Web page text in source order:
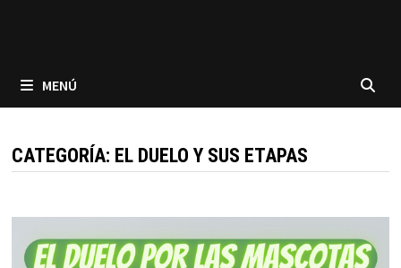
MENÚ
CATEGORÍA: EL DUELO Y SUS ETAPAS